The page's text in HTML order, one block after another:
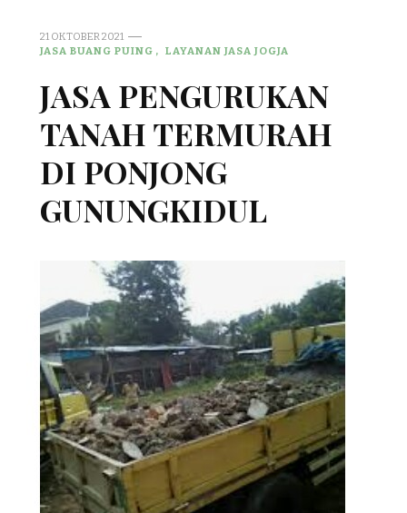
21 OKTOBER 2021
JASA BUANG PUING
LAYANAN JASA JOGJA
JASA PENGURUKAN
TANAH TERMURAH
DI PONJONG
GUNUNGKIDUL